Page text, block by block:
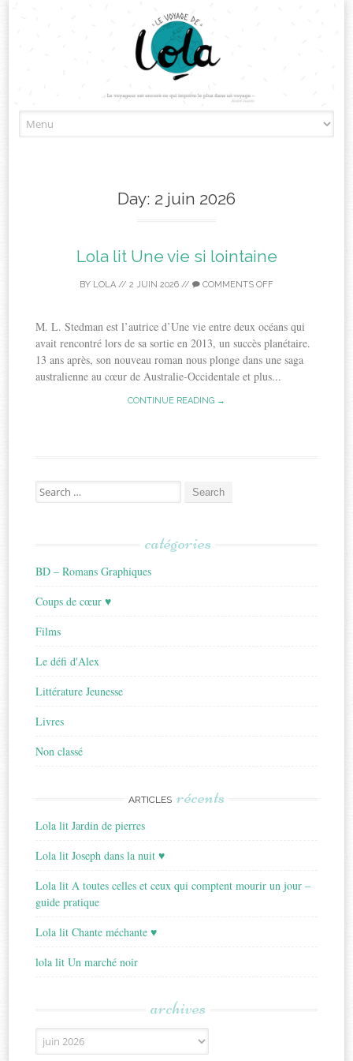
to
Day: 2 juin 2026
Lola lit Une vie si lointaine
BY LOLA // 2 JUIN 2026 // COMMENTS OFF
M. L. Stedman est l’autrice d’Une vie entre deux océans qui
avait rencontré lors de sa sortie en 2013, un succès planétaire.
13 ans après, son nouveau roman nous plonge dans une saga
australienne au cœur de Australie-Occidentale et plus...
CONTINUE READING →
Search
for:
catégories
BD – Romans Graphiques
Coups de cœur ♥
Films
Le défi d'Alex
Littérature Jeunesse
Livres
Non classé
ARTICLES récents
Lola lit Jardin de pierres
Lola lit Joseph dans la nuit ♥
Lola lit A toutes celles et ceux qui comptent mourir un jour –
guide pratique
Lola lit Chante méchante ♥
lola lit Un marché noir
archives
Archives